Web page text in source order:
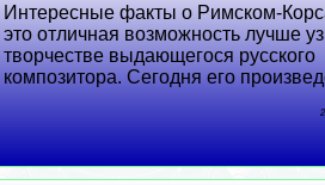
Интересные факты о Римском-
это отличная возможность лучше
творчестве выдающегося русского
композитора. Сегодня его